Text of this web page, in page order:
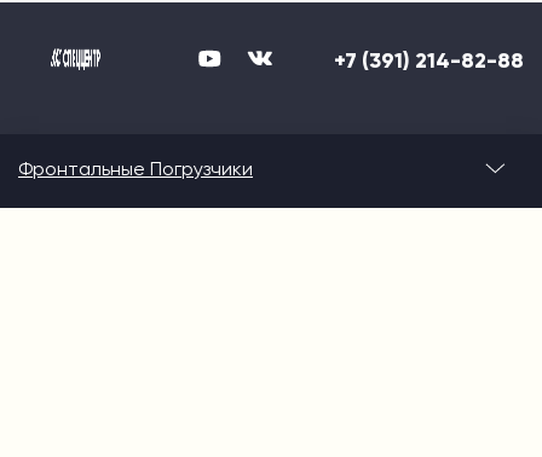
+7 (391) 214-82-88
Фронтальные Погрузчики